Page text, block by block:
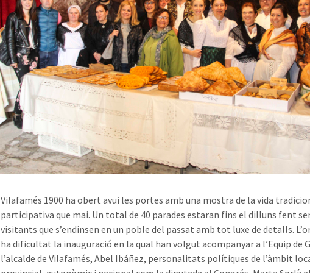
Vilafamés 1900 ha obert avui les portes amb una mostra de la vida
participativa que mai. Un total de 40 parades estaran fins el dilluns fent
visitants que s’endinsen en un poble del passat amb tot luxe de detalls.
ha dificultat la inauguració en la qual han volgut acompanyar a l’Equip de
l’alcalde de Vilafamés, Abel Ibáñez, personalitats polítiques de l’àmbit